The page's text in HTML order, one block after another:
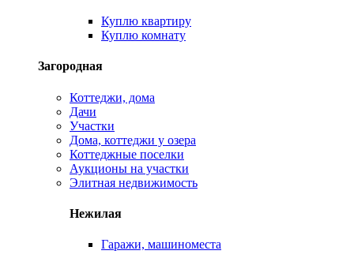
Куплю квартиру
Куплю комнату
Загородная
Коттеджи, дома
Дачи
Участки
Дома, коттеджи у озера
Коттеджные поселки
Аукционы на участки
Элитная недвижимость
Нежилая
Гаражи, машиноместа